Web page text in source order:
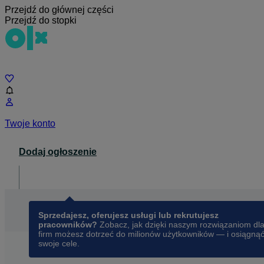
Przejdź do głównej części
Przejdź do stopki
Twoje konto
Dodaj ogłoszenie
Sprzedajesz, oferujesz usługi lub rekrutujesz
pracowników? Zobacz, jak dzięki naszym rozwiązaniom dla
firm możesz dotrzeć do milionów użytkowników — i osiągnąć
swoje cele.